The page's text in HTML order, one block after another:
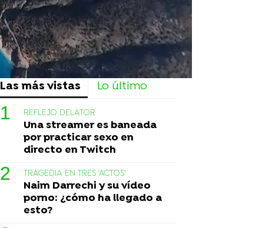
Las más vistas Lo último
REFLEJO DELATOR
Una streamer es baneada
por practicar sexo en
directo en Twitch
TRAGEDIA EN TRES 'ACTOS'
Naim Darrechi y su vídeo
porno: ¿cómo ha llegado a
esto?